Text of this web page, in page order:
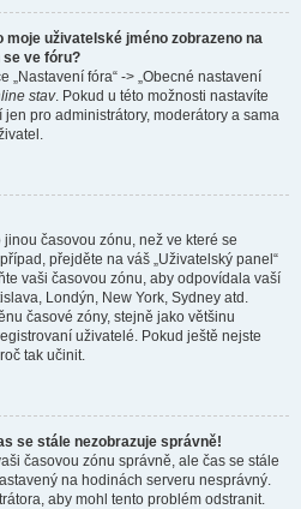
uživatelské jméno zobrazeno na
se ve fóru?
„Nastavení fóra“ -> „Obecné nastavení
stav. Pokud u této možnosti nastavíte
jen pro administrátory, moderátory a sama
časovou zónu, než ve které se
přejděte na váš „Uživatelský panel“
vaši časovou zónu, aby odpovídala vaší
Londýn, New York, Sydney atd.
časové zóny, stejně jako většinu
uživatelé. Pokud ještě nejste
tak učinit.
se stále nezobrazuje správně!
časovou zónu správně, ale čas se stále
na hodinách serveru nesprávný.
aby mohl tento problém odstranit.